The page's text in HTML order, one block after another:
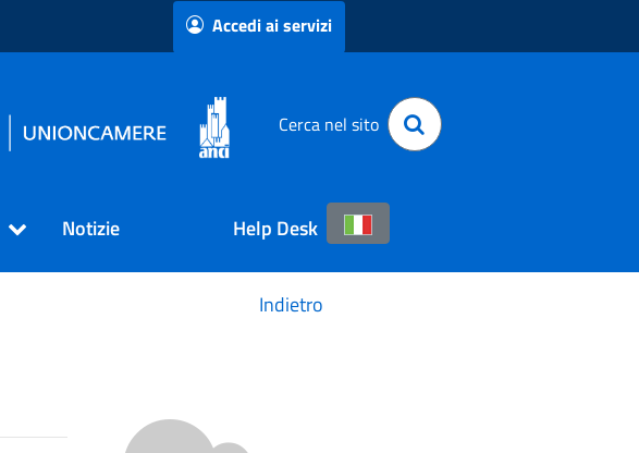
Accedi ai servizi
Cerca nel sito
Notizie Help Desk
Indietro